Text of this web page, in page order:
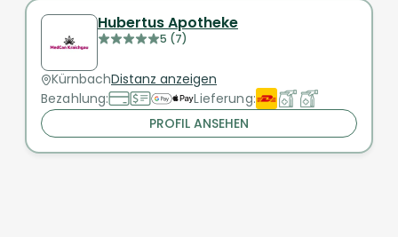
Hubertus Apotheke
5 (7)
KürnbachDistanz anzeigen
Bezahlung:
Lieferung:
PROFIL ANSEHEN